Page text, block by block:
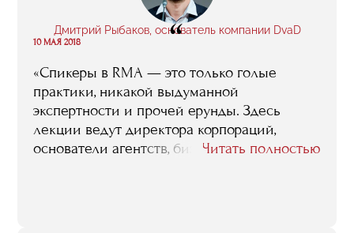
Дмитрий Рыбаков, основатель компании DvaD
“
10 МАЯ 2018
«Спикеры в RMA — это только голые
практики, никакой выдуманной
экспертности и прочей ерунды. Здесь
лекции ведут директора корпораций,
основатели агентств, бизнес лидеры,
Читать полностью